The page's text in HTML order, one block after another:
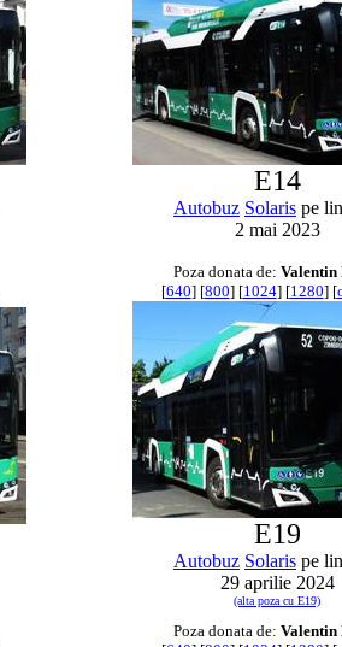
E14
Autobuz Solaris pe
2 mai 2023
Poza donata de: Valentin
[640] [800] [1024] [1280] [
E19
Autobuz Solaris pe
29 aprilie 2024
(alta poza cu E19)
Poza donata de: Valentin